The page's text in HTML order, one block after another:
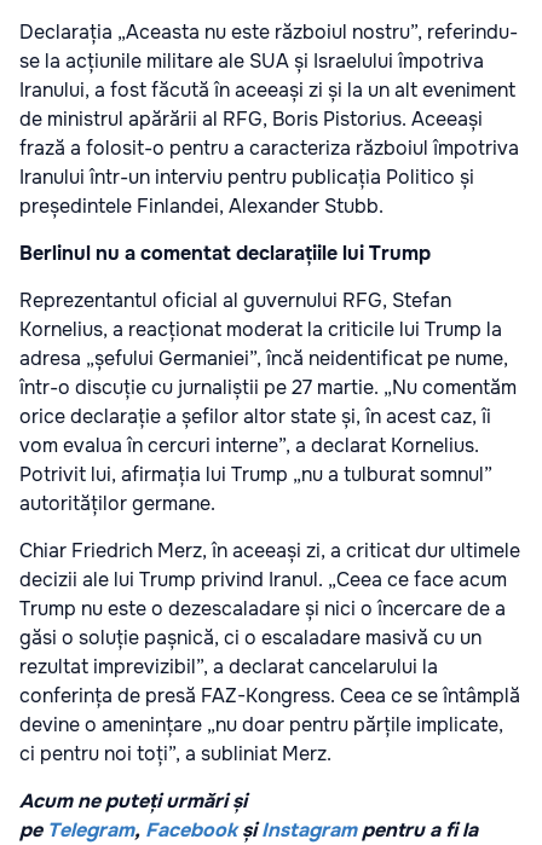
Declarația „Aceasta nu este războiul nostru”, referindu-
se la acțiunile militare ale SUA și Israelului împotriva
Iranului, a fost făcută în aceeași zi și la un alt eveniment
de ministrul apărării al RFG, Boris Pistorius. Aceeași
frază a folosit-o pentru a caracteriza războiul împotriva
Iranului într-un interviu pentru publicația Politico și
președintele Finlandei, Alexander Stubb.
Berlinul nu a comentat declarațiile lui Trump
Reprezentantul oficial al guvernului RFG, Stefan
Kornelius, a reacționat moderat la criticile lui Trump la
adresa „șefului Germaniei”, încă neidentificat pe nume,
într-o discuție cu jurnaliștii pe 27 martie. „Nu comentăm
orice declarație a șefilor altor state și, în acest caz, îi
vom evalua în cercuri interne”, a declarat Kornelius.
Potrivit lui, afirmația lui Trump „nu a tulburat somnul”
autorităților germane.
Chiar Friedrich Merz, în aceeași zi, a criticat dur ultimele
decizii ale lui Trump privind Iranul. „Ceea ce face acum
Trump nu este o dezescaladare și nici o încercare de a
găsi o soluție pașnică, ci o escaladare masivă cu un
rezultat imprevizibil”, a declarat cancelarului la
conferința de presă FAZ-Kongress. Ceea ce se întâmplă
devine o amenințare „nu doar pentru părțile implicate,
ci pentru noi toți”, a subliniat Merz.
Acum ne puteți urmări și
pe Telegram, Facebook șiInstagrampentru a fi la